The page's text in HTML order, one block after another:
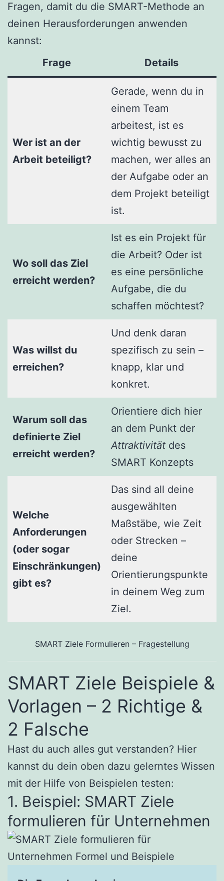
Fragen, damit du die SMART-Methode an
deinen Herausforderungen anwenden
kannst:
Frage
Details
Wer ist an der
Arbeit beteiligt?
Gerade, wenn du in
einem Team
arbeitest, ist es
wichtig bewusst zu
machen, wer alles an
der Aufgabe oder an
dem Projekt beteiligt
ist.
Wo soll das Ziel
erreicht werden?
Ist es ein Projekt für
die Arbeit? Oder ist
es eine persönliche
Aufgabe, die du
schaffen möchtest?
Was willst du
erreichen?
Und denk daran
spezifisch zu sein –
knapp, klar und
konkret.
Warum soll das
definierte Ziel
erreicht werden?
Orientiere dich hier
an dem Punkt der
Attraktivität des
SMART Konzepts
Welche
Anforderungen
(oder sogar
Einschränkungen)
gibt es?
Das sind all deine
ausgewählten
Maßstäbe, wie Zeit
oder Strecken –
deine
Orientierungspunkte
in deinem Weg zum
Ziel.
SMART Ziele Formulieren – Fragestellung
SMART Ziele Beispiele &
Vorlagen – 2 Richtige &
2 Falsche
Hast du auch alles gut verstanden? Hier
kannst du dein oben dazu gelerntes Wissen
mit der Hilfe von Beispielen testen:
1. Beispiel: SMART Ziele
formulieren für Unternehmen